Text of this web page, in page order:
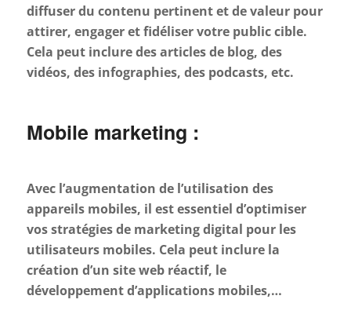
diffuser du contenu pertinent et de valeur pour
attirer, engager et fidéliser votre public cible.
Cela peut inclure des articles de blog, des
vidéos, des infographies, des podcasts, etc.
Mobile marketing :
Avec l’augmentation de l’utilisation des
appareils mobiles, il est essentiel d’optimiser
vos stratégies de marketing digital pour les
utilisateurs mobiles. Cela peut inclure la
création d’un site web réactif, le
développement d’applications mobiles,…